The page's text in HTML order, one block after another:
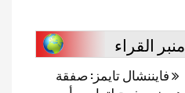
منبر القراء
فايننشال تايمز: صفقة